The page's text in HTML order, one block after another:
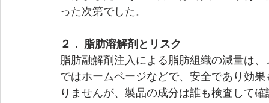
った次第でした。
２． 脂肪溶解剤とリスク
脂肪融解剤注入による脂肪組織の減量は
ではホームページなどで、安全であり効
りませんが、製品の成分は誰も検査して